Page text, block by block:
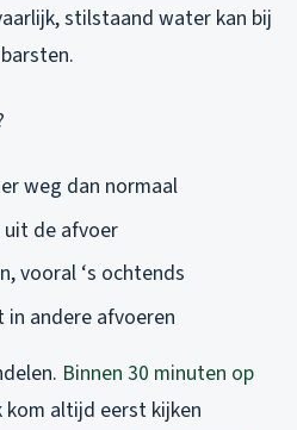
stilstaand water kan bij
weg dan normaal
uit de afvoer
vooral ‘s ochtends
andere afvoeren
Binnen 30 minuten op
kom altijd eerst kijken